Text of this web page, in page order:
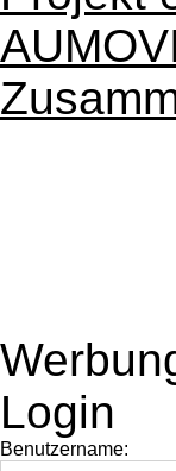
Login
Benutzername: